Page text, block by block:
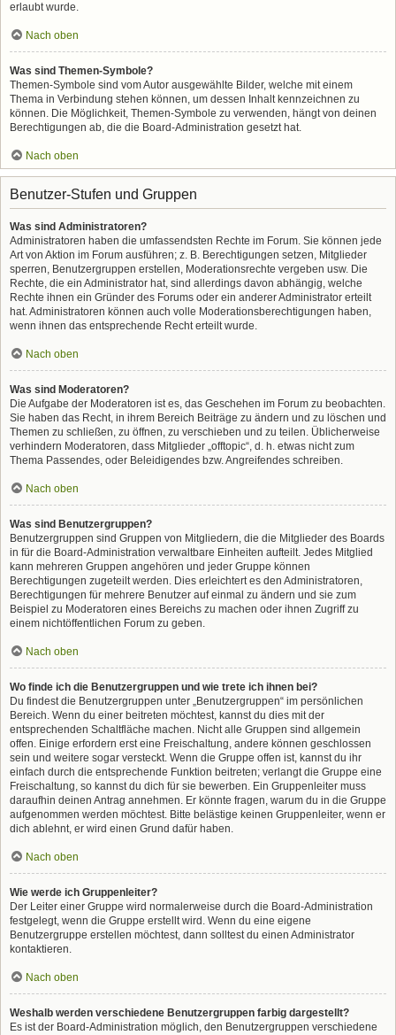
erlaubt wurde.
Nach oben
Was sind Themen-Symbole?
Themen-Symbole sind vom Autor ausgewählte Bilder, welche mit einem
Thema in Verbindung stehen können, um dessen Inhalt kennzeichnen zu
können. Die Möglichkeit, Themen-Symbole zu verwenden, hängt von deinen
Berechtigungen ab, die die Board-Administration gesetzt hat.
Nach oben
Benutzer-Stufen und Gruppen
Was sind Administratoren?
Administratoren haben die umfassendsten Rechte im Forum. Sie können jede
Art von Aktion im Forum ausführen; z. B. Berechtigungen setzen, Mitglieder
sperren, Benutzergruppen erstellen, Moderationsrechte vergeben usw. Die
Rechte, die ein Administrator hat, sind allerdings davon abhängig, welche
Rechte ihnen ein Gründer des Forums oder ein anderer Administrator erteilt
hat. Administratoren können auch volle Moderationsberechtigungen haben,
wenn ihnen das entsprechende Recht erteilt wurde.
Nach oben
Was sind Moderatoren?
Die Aufgabe der Moderatoren ist es, das Geschehen im Forum zu beobachten.
Sie haben das Recht, in ihrem Bereich Beiträge zu ändern und zu löschen und
Themen zu schließen, zu öffnen, zu verschieben und zu teilen. Üblicherweise
verhindern Moderatoren, dass Mitglieder „offtopic“, d. h. etwas nicht zum
Thema Passendes, oder Beleidigendes bzw. Angreifendes schreiben.
Nach oben
Was sind Benutzergruppen?
Benutzergruppen sind Gruppen von Mitgliedern, die die Mitglieder des Boards
in für die Board-Administration verwaltbare Einheiten aufteilt. Jedes Mitglied
kann mehreren Gruppen angehören und jeder Gruppe können
Berechtigungen zugeteilt werden. Dies erleichtert es den Administratoren,
Berechtigungen für mehrere Benutzer auf einmal zu ändern und sie zum
Beispiel zu Moderatoren eines Bereichs zu machen oder ihnen Zugriff zu
einem nichtöffentlichen Forum zu geben.
Nach oben
Wo finde ich die Benutzergruppen und wie trete ich ihnen bei?
Du findest die Benutzergruppen unter „Benutzergruppen“ im persönlichen
Bereich. Wenn du einer beitreten möchtest, kannst du dies mit der
entsprechenden Schaltfläche machen. Nicht alle Gruppen sind allgemein
offen. Einige erfordern erst eine Freischaltung, andere können geschlossen
sein und weitere sogar versteckt. Wenn die Gruppe offen ist, kannst du ihr
einfach durch die entsprechende Funktion beitreten; verlangt die Gruppe eine
Freischaltung, so kannst du dich für sie bewerben. Ein Gruppenleiter muss
daraufhin deinen Antrag annehmen. Er könnte fragen, warum du in die Gruppe
aufgenommen werden möchtest. Bitte belästige keinen Gruppenleiter, wenn er
dich ablehnt, er wird einen Grund dafür haben.
Nach oben
Wie werde ich Gruppenleiter?
Der Leiter einer Gruppe wird normalerweise durch die Board-Administration
festgelegt, wenn die Gruppe erstellt wird. Wenn du eine eigene
Benutzergruppe erstellen möchtest, dann solltest du einen Administrator
kontaktieren.
Nach oben
Weshalb werden verschiedene Benutzergruppen farbig dargestellt?
Es ist der Board-Administration möglich, den Benutzergruppen verschiedene